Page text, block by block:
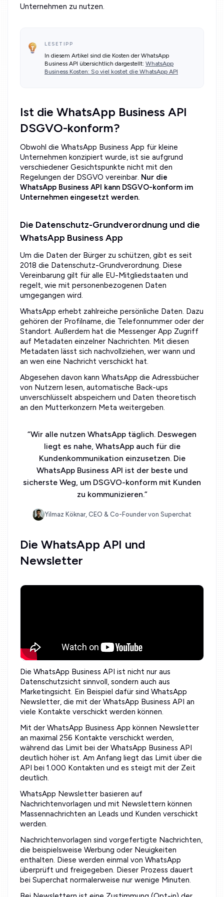
Unternehmen zu nutzen.
LESETIPP
In diesem Artikel sind die Kosten der WhatsApp
Business API übersichtlich dargestellt: WhatsApp
Business Kosten: So viel kostet die WhatsApp API
Ist die WhatsApp Business API
DSGVO-konform?
Obwohl die WhatsApp Business App für kleine
Unternehmen konzipiert wurde, ist sie aufgrund
verschiedener Gesichtspunkte nicht mit den
Regelungen der DSGVO vereinbar. Nur die
WhatsApp Business API kann DSGVO-konform im
Unternehmen eingesetzt werden.
Die Datenschutz-Grundverordnung und die
WhatsApp Business App
Um die Daten der Bürger zu schützen, gibt es seit
2018 die Datenschutz-Grundverordnung. Diese
Vereinbarung gilt für alle EU-Mitgliedstaaten und
regelt, wie mit personenbezogenen Daten
umgegangen wird.
WhatsApp erhebt zahlreiche persönliche Daten. Dazu
gehören der Profilname, die Telefonnummer oder der
Standort. Außerdem hat die Messenger App Zugriff
auf Metadaten einzelner Nachrichten. Mit diesen
Metadaten lässt sich nachvollziehen, wer wann und
an wen eine Nachricht verschickt hat.
Abgesehen davon kann WhatsApp die Adressbücher
von Nutzern lesen, automatische Back-ups
unverschlüsselt abspeichern und Daten theoretisch
an den Mutterkonzern Meta weitergeben.
“Wir alle nutzen WhatsApp täglich. Deswegen
liegt es nahe, WhatsApp auch für die
Kundenkommunikation einzusetzen. Die
WhatsApp Business API ist der beste und
sicherste Weg, um DSGVO-konform mit Kunden
zu kommunizieren.”
Yilmaz Köknar, CEO & Co-Founder von Superchat
Die WhatsApp API und
Newsletter
Die WhatsApp Business API ist nicht nur aus
Datenschutzsicht sinnvoll, sondern auch aus
Marketingsicht. Ein Beispiel dafür sind WhatsApp
Newsletter, die mit der WhatsApp Business API an
viele Kontakte verschickt werden können.
Mit der WhatsApp Business App können Newsletter
an maximal 256 Kontakte verschickt werden,
während das Limit bei der WhatsApp Business API
deutlich höher ist. Am Anfang liegt das Limit über die
API bei 1.000 Kontakten und es steigt mit der Zeit
deutlich.
WhatsApp Newsletter basieren auf
Nachrichtenvorlagen und mit Newslettern können
Massennachrichten an Leads und Kunden verschickt
werden.
Nachrichtenvorlagen sind vorgefertigte Nachrichten,
die beispielsweise Werbung oder Neuigkeiten
enthalten. Diese werden einmal von WhatsApp
überprüft und freigegeben. Dieser Prozess dauert
bei Superchat normalerweise nur wenige Minuten.